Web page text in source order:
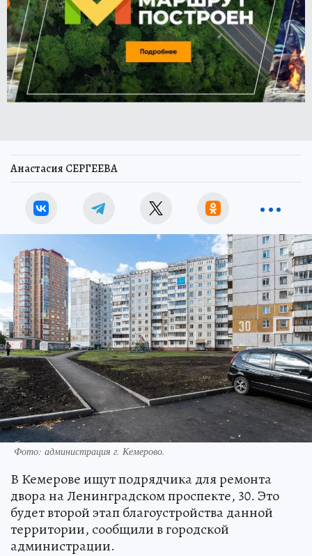
Анастасия СЕРГЕЕВА
Фото: администрация г. Кемерово.
В Кемерове ищут подрядчика для ремонта
двора на Ленинградском проспекте, 30. Это
будет второй этап благоустройства данной
территории, сообщили в городской
администрации.